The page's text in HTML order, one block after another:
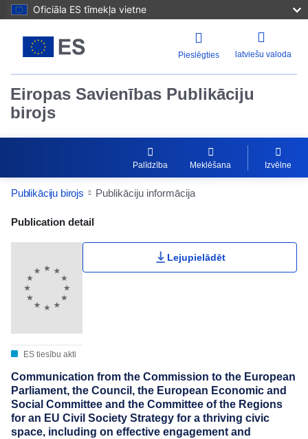
Oficiāla ES tīmekļa vietne
Pieslēgties latviešu valoda
Eiropas Savienības Publikāciju
birojs
Palīdzība Meklēšana Izvēlne
Publikāciju birojs Publikāciju informācija
Publication Detail Actions Portlet
Publication detail
ES tiesību akti
Lejupielādēt
Communication from the Commission to the European
Parliament, the Council, the European Economic and
Social Committee and the Committee of the Regions
for an EU Civil Society Strategy for a thriving civic
space, including on effective engagement and